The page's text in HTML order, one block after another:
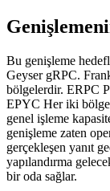
Bu genişleme
Geyser gRPC.
bölgelerdir. ERPC
EPYC Her iki
genel işleme
genişleme zaten
gerçekleşen yanıt
yapılandırma
bir oda sağlar.